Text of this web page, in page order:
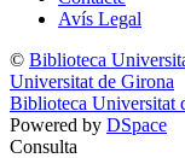
Avís Legal
© Biblioteca
Universitat de Girona
Biblioteca Universitat
Powered by DSpace
Consulta